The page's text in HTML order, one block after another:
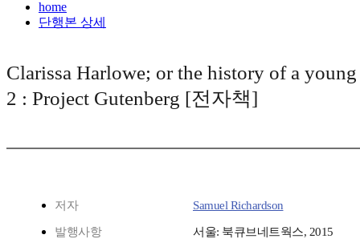
home
단행본 상세
Clarissa Harlowe; or the history of a
2 : Project Gutenberg [전자책]
저자 Samuel Richardson
발행사항 서울: 북큐브네트웍스, 2015